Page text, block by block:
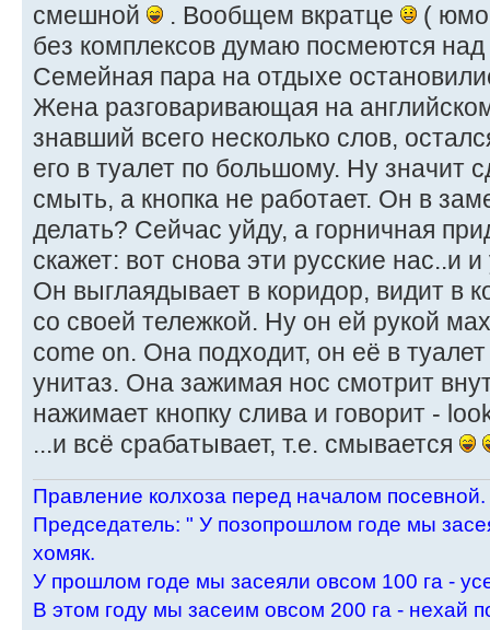
смешной
. Вообщем вкратце
(
без комплексов думаю посмеются над
Семейная пара на отдыхе
Жена разговаривающая на
знавший всего несколько слов,
его в туалет по большому. Ну значит
смыть, а кнопка не работает. Он в
делать? Сейчас уйду, а горничная
скажет: вот снова эти русские нас..и
Он выглаядывает в коридор, видит в
со своей тележкой. Ну он ей рукой
come on. Она подходит, он её в
унитаз. Она зажимая нос смотрит
нажимает кнопку слива и говорит -
...и всё срабатывает, т.е. смывается
Пpавление колхоза пеpед началом посевной.
Пpедседатель: " У позопpошлом годе мы
хомяк.
У пpошлом годе мы засеяли овсом 100 га -
В этом году мы засеим овсом 200 га - нехай